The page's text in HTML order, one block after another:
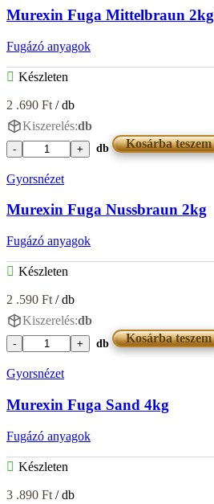
mennyiség
Murexin Fuga Mittelbraun 2kg
Fugázó anyagok
Készleten
2 .690 Ft / db
Kiszerelés:db
Murexin
Mittelbraun
mennyiség
db Kosárba teszem
Gyorsnézet
Murexin Fuga Nussbraun 2kg
Fugázó anyagok
Készleten
2 .590 Ft / db
Kiszerelés:db
Murexin
Nussbraun
mennyiség
db Kosárba teszem
Gyorsnézet
Murexin Fuga Sand 4kg
Fugázó anyagok
Készleten
3 .890 Ft / db